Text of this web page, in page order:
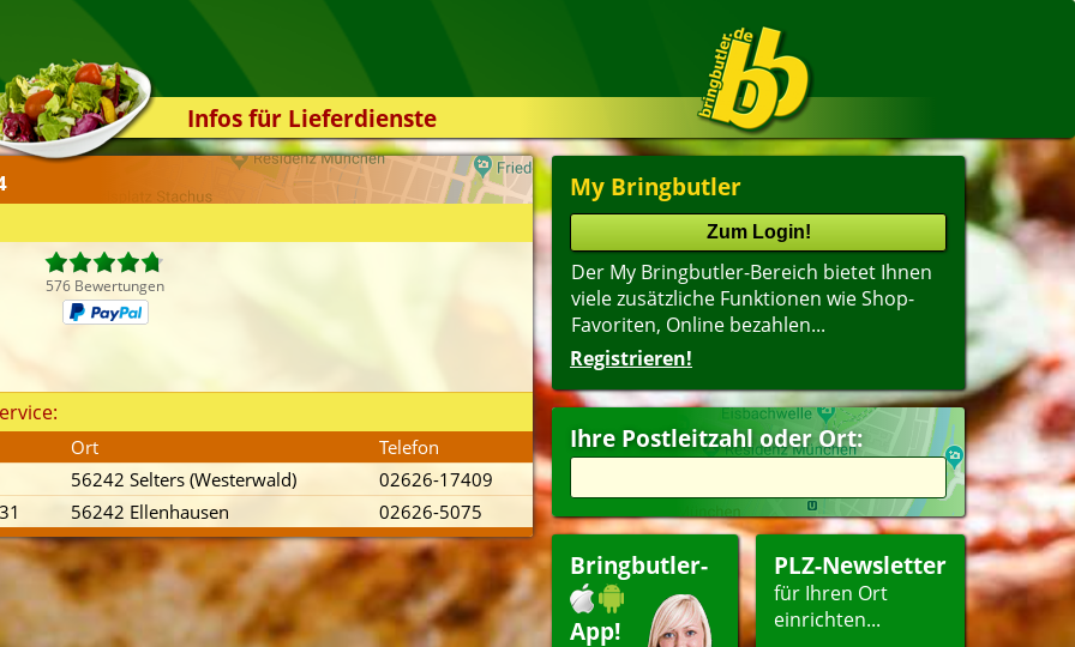
Infos für Lieferdienste
Kassensystem
Zuverlässigkeit
Übertragung
Kontakt
My Bringbutler
Der My Bringbutler-Bereich bietet Ihnen
viele zusätzliche Funktionen wie Shop-
Favoriten, Online bezahlen...
Registrieren!
Ihre Postleitzahl oder Ort:
Bringbutler-
App!
PLZ-Newsletter
für Ihren Ort
einrichten...
576 Bewertungen
Ort
Telefon
56242 Selters (Westerwald)
02626-17409
56242 Ellenhausen 02626-5075